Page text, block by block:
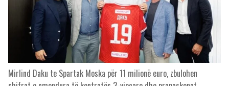
Mirlind Daku te Spartak Moska për 11 milionë euro, zbulohen